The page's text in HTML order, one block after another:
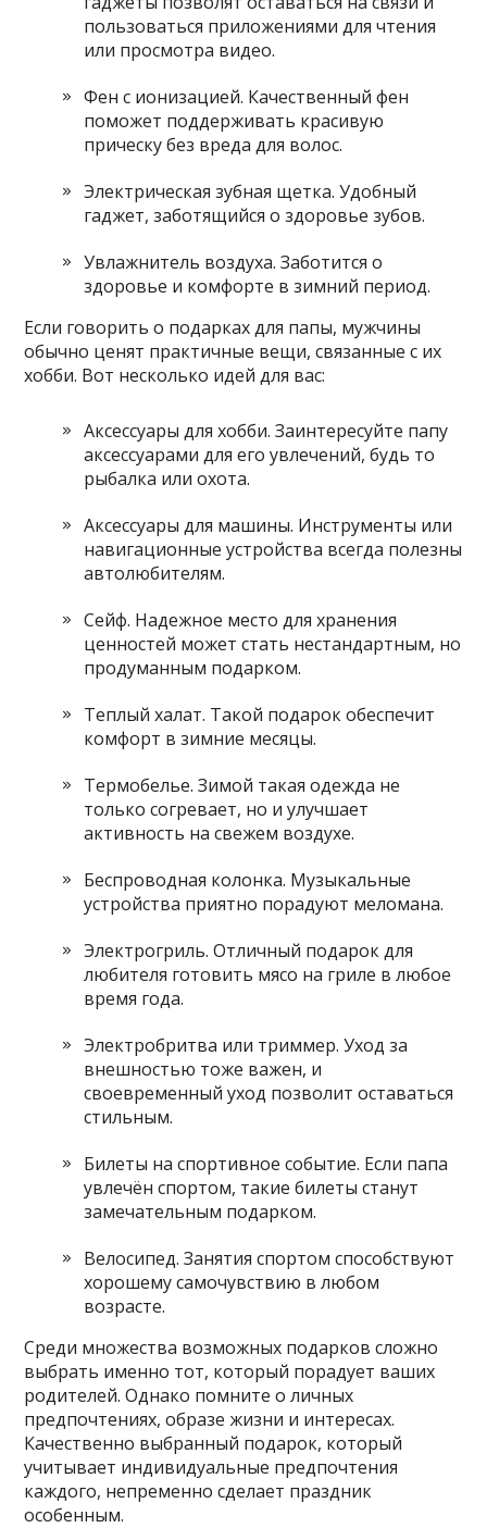
пользоваться приложениями для чтения
или просмотра видео.
Фен с ионизацией. Качественный фен
поможет поддерживать красивую
прическу без вреда для волос.
Электрическая зубная щетка. Удобный
гаджет, заботящийся о здоровье зубов.
Увлажнитель воздуха. Заботится о
здоровье и комфорте в зимний период.
Если говорить о подарках для папы, мужчины
обычно ценят практичные вещи, связанные с их
хобби. Вот несколько идей для вас:
Аксессуары для хобби. Заинтересуйте папу
аксессуарами для его увлечений, будь то
рыбалка или охота.
Аксессуары для машины. Инструменты или
навигационные устройства всегда полезны
автолюбителям.
Сейф. Надежное место для хранения
ценностей может стать нестандартным, но
продуманным подарком.
Теплый халат. Такой подарок обеспечит
комфорт в зимние месяцы.
Термобелье. Зимой такая одежда не
только согревает, но и улучшает
активность на свежем воздухе.
Беспроводная колонка. Музыкальные
устройства приятно порадуют меломана.
Электрогриль. Отличный подарок для
любителя готовить мясо на гриле в любое
время года.
Электробритва или триммер. Уход за
внешностью тоже важен, и
своевременный уход позволит оставаться
стильным.
Билеты на спортивное событие. Если папа
увлечён спортом, такие билеты станут
замечательным подарком.
Велосипед. Занятия спортом способствуют
хорошему самочувствию в любом
возрасте.
Среди множества возможных подарков сложно
выбрать именно тот, который порадует ваших
родителей. Однако помните о личных
предпочтениях, образе жизни и интересах.
Качественно выбранный подарок, который
учитывает индивидуальные предпочтения
каждого, непременно сделает праздник
особенным.